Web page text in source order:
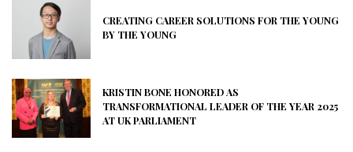
CREATING CAREER SOLUTIONS FOR THE YOUNG
BY THE YOUNG
KRISTIN BONE HONORED AS
TRANSFORMATIONAL LEADER OF THE YEAR 2025
AT UK PARLIAMENT